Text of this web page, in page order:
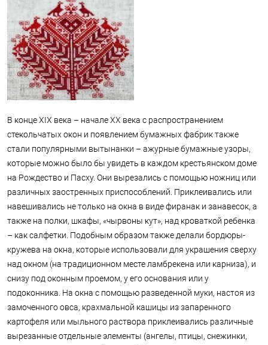
В конце XIX века – начале XX века с распространением
стекольчатых окон и появлением бумажных фабрик также
стали популярными вытынанки – ажурные бумажные узоры,
которые можно было бы увидеть в каждом крестьянском доме
на Рождество и Пасху. Они вырезались с помощью ножниц или
различных заостренных приспособлений. Приклеивались или
навешивались не только на окна в виде фиранак и занавесок, а
также на полки, шкафы, «чырвоны кут», над кроваткой ребенка
– как салфетки. Подобным образом также делали бордюры-
кружева на окна, которые использовали для украшения сверху
над окном (на традиционном месте ламбрекена или карниза), и
снизу под оконным проемом, у его основания или у
подоконника. На окна с помощью разведенной муки, настоя из
замоченного овса, крахмальной кашицы из запаренного
картофеля или мыльного раствора приклеивались различные
вырезанные отдельные элементы (ангелы, птицы, снежинки,